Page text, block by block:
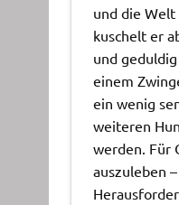
und die
kuschelt er
und
einem
ein wenig
weiteren
werden. Für
auszuleben